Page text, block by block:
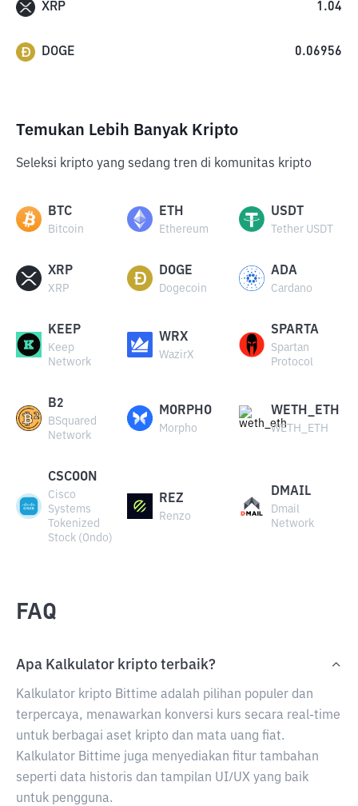
XRP 1.04
DOGE 0.06956
Temukan Lebih Banyak Kripto
Seleksi kripto yang sedang tren di komunitas kripto
BTC
Bitcoin
ETH
Ethereum
USDT
Tether USDT
XRP
XRP
DOGE
Dogecoin
ADA
Cardano
KEEP
Keep
Network
WRX
WazirX
SPARTA
Spartan
Protocol
B2
BSquared
Network
MORPHO
Morpho
WETH_ETH
WETH_ETH
CSCOON
Cisco
Systems
Tokenized
Stock (Ondo)
REZ
Renzo
DMAIL
Dmail
Network
FAQ
Apa Kalkulator kripto terbaik?
Kalkulator kripto Bittime adalah pilihan populer dan
terpercaya, menawarkan konversi kurs secara real-time
untuk berbagai aset kripto dan mata uang fiat.
Kalkulator Bittime juga menyediakan fitur tambahan
seperti data historis dan tampilan UI/UX yang baik
untuk pengguna.